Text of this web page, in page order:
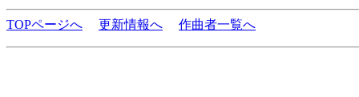
TOPページへ 更新情報へ 作曲者一覧へ